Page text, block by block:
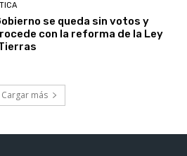
se queda sin votos y
con la reforma de la Ley
Cargar más